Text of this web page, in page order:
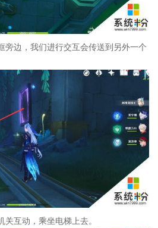
旁边，我们进行交互会传送到另外一个
互动，乘坐电梯上去。